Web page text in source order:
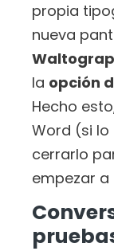
propia
nueva
la opción
Hecho
Word (si
cerrarlo
empezar a